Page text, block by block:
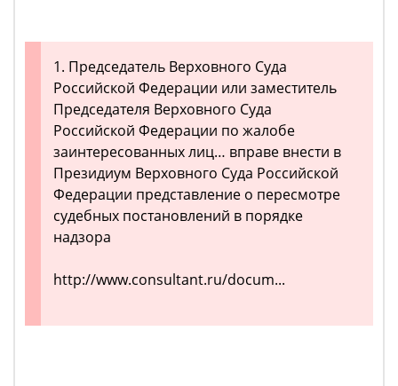
1. Председатель Верховного Суда
Российской Федерации или заместитель
Председателя Верховного Суда
Российской Федерации по жалобе
заинтересованных лиц… вправе внести в
Президиум Верховного Суда Российской
Федерации представление о пересмотре
судебных постановлений в порядке
надзора
http://www.consultant.ru/docum...